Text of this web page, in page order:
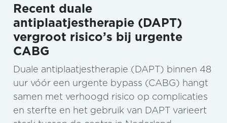
Recent duale
antiplaatjestherapie (DAPT)
vergroot risico’s bij urgente
CABG
Duale antiplaatjestherapie (DAPT) binnen 48
uur vóór een urgente bypass (CABG) hangt
samen met verhoogd risico op complicaties
en sterfte en het gebruik van DAPT varieert